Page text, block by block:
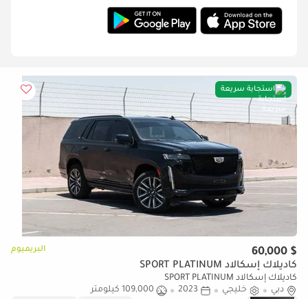
استجابة سريعة
$ 60,000 البريميوم
كاديلاك إسكالاد SPORT PLATINUM
كاديلاك إسكالاد SPORT PLATINUM
دبي
خليجي 2023
109,000 كيلومتر